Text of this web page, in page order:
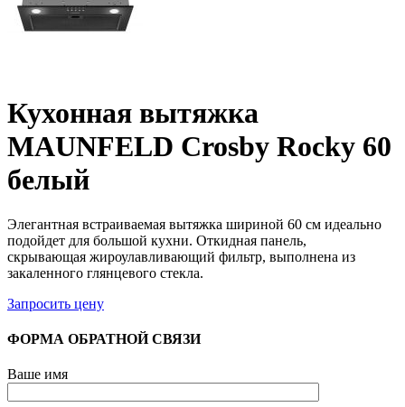
Кухонная вытяжка
MAUNFELD Crosby Rocky 60
белый
Элегантная встраиваемая вытяжка шириной 60 см идеально
подойдет для большой кухни. Откидная панель,
скрывающая жироулавливающий фильтр, выполнена из
закаленного глянцевого стекла.
Запросить цену
ФОРМА ОБРАТНОЙ СВЯЗИ
Ваше имя